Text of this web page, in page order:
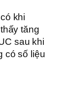
khi
tăng
sau khi
có số liệu